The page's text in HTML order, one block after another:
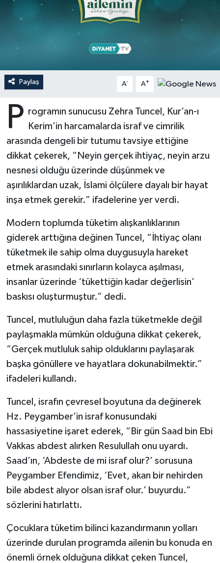
Paylaş A- A+
P rogramın sunucusu Zehra Tuncel, Kur’an-ı
Kerim’in harcamalarda israf ve cimrilik
arasında dengeli bir tutumu tavsiye ettiğine
dikkat çekerek, “Neyin gerçek ihtiyaç, neyin arzu
nesnesi olduğu üzerinde düşünmek ve
aşırılıklardan uzak, İslami ölçülere dayalı bir hayat
inşa etmek gerekir.” ifadelerine yer verdi.
Modern toplumda tüketim alışkanlıklarının
giderek arttığına değinen Tuncel, “İhtiyaç olanı
tüketmek ile sahip olma duygusuyla hareket
etmek arasındaki sınırların kolayca aşılması,
insanlar üzerinde ‘tükettiğin kadar değerlisin’
baskısı oluşturmuştur.” dedi.
Tuncel, mutluluğun daha fazla tüketmekle değil
paylaşmakla mümkün olduğuna dikkat çekerek,
“Gerçek mutluluk sahip olduklarını paylaşarak
başka gönüllere ve hayatlara dokunabilmektir.”
ifadeleri kullandı.
Tuncel, israfın çevresel boyutuna da değinerek
Hz. Peygamber’in israf konusundaki
hassasiyetine işaret ederek, “Bir gün Saad bin Ebi
Vakkas abdest alırken Resulullah onu uyardı.
Saad’ın, ‘Abdeste de mi israf olur?’ sorusuna
Peygamber Efendimiz, ‘Evet, akan bir nehirden
bile abdest alıyor olsan israf olur.’ buyurdu.”
sözlerini hatırlattı.
Çocuklara tüketim bilinci kazandırmanın yolları
üzerinde durulan programda ailenin bu konuda en
önemli örnek olduğuna dikkat çeken Tuncel,
Ardahan Müftülüğü
Artvin Müftülüğü
Bartın Müftülüğü
Batman Müftülüğü
Bayburt Müftülüğü
Bingöl Müftülüğü
Bitlis Müftülüğü
Bolu Müftülüğü
Burdur Müftülüğü
Bursa Müftülüğü
Çankırı Müftülüğü
Denizli Müftülüğü
Diyarbakır Müftülüğü
Edirne Müftülüğü
Erzincan Müftülüğü
Kudüs
Ramazan
Sahabeler
Zekat
Hutbeler
DİYANET AKADEMİ
DEPREM
Dünya
Eğitim
Sağlık
Makaleler
Ekonomi
Duyurular
Bilim, Teknoloji
Diyanet TV
İhtida Haberleri